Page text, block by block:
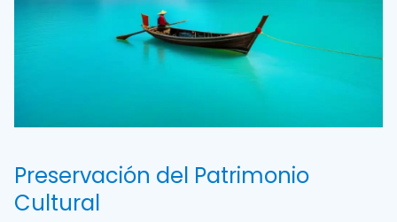
Preservación del Patrimonio
Cultural